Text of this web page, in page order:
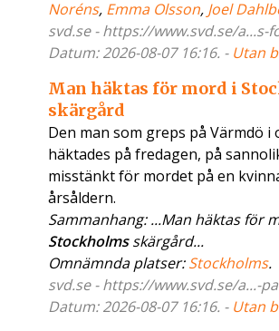
Noréns, Emma Olsson, Joel
svd.se - https://www.svd.se/a...s-
Datum: 2026-08-07 16:16. - Utan
Man häktas för mord i
skärgård
Den man som greps på Värmdö i
häktades på fredagen, på
misstänkt för mordet på en
årsåldern.
Sammanhang: ...Man häktas för
Stockholmsskärgård...
Omnämnda platser:Stockholms.
svd.se - https://www.svd.se/a...-
Datum: 2026-08-07 16:16. - Utan